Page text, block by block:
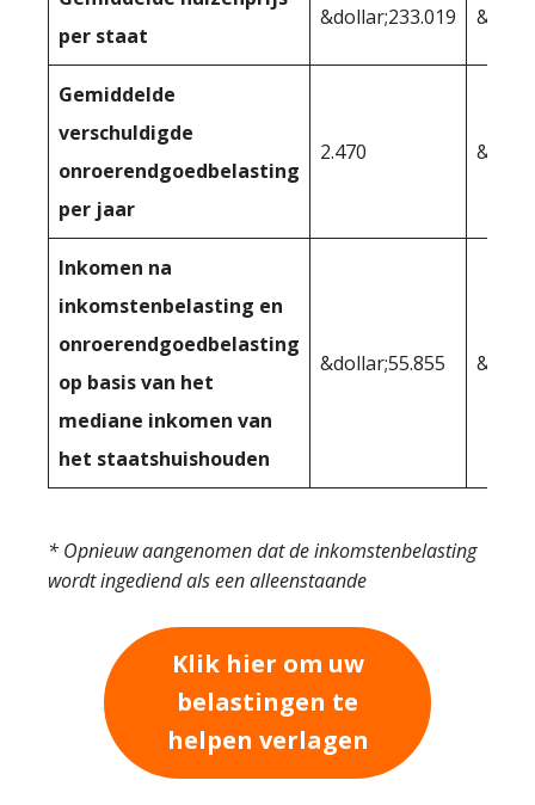
per staat
&dollar;233.019
Gemiddelde
verschuldigde
onroerendgoedbelasting
per jaar
2.470
Inkomen na
inkomstenbelasting en
onroerendgoedbelasting
op basis van het
mediane inkomen van
het staatshuishouden
&dollar;55.855
* Opnieuw aangenomen dat de inkomstenbelasting
wordt ingediend als een alleenstaande
Klik hier om uw
belastingen te
helpen verlagen